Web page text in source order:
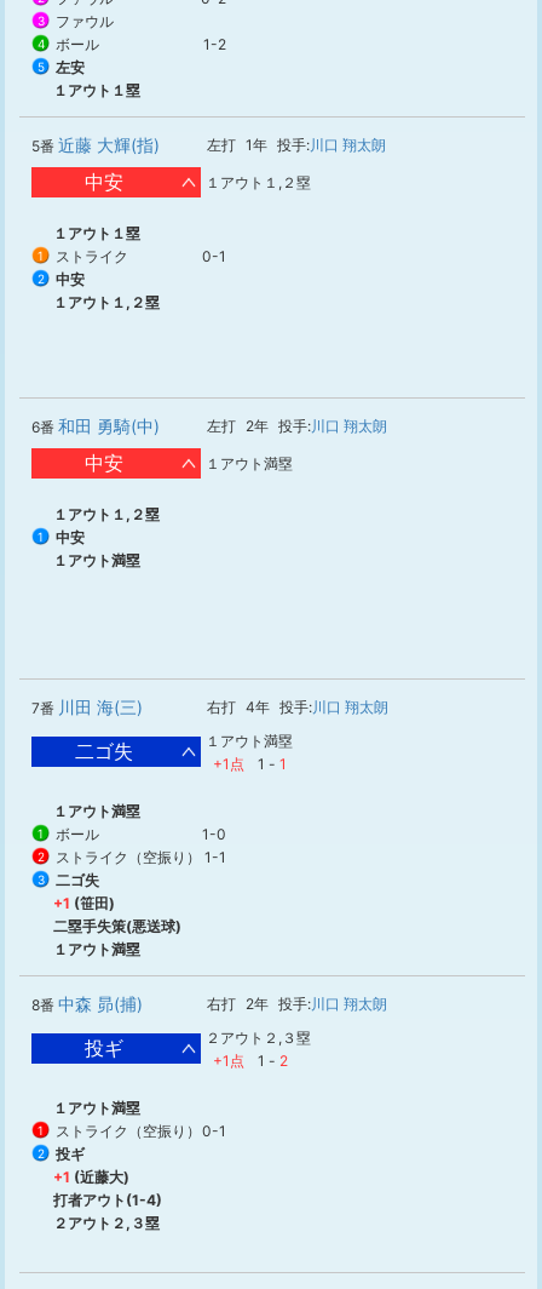
3 ファウル
4 ボール 1-2
5
左安
１アウト１塁
5番 近藤 大輝(指) 左打 1年 投手:川口 翔太朗
中安 １アウト１,２塁
１アウト１塁
1 ストライク 0-1
2
中安
１アウト１,２塁
6番 和田 勇騎(中) 左打 2年 投手:川口 翔太朗
中安 １アウト満塁
１アウト１,２塁
1
中安
１アウト満塁
7番 川田 海(三) 右打 4年 投手:川口 翔太朗
二ゴ失
１アウト満塁
+1点
1 - 1
１アウト満塁
1 ボール 1-0
2 ストライク（空振り） 1-1
3
二ゴ失
+1 (笹田)
二塁手失策(悪送球)
１アウト満塁
8番 中森 昴(捕) 右打 2年 投手:川口 翔太朗
投ギ
２アウト２,３塁
+1点
1 - 2
１アウト満塁
1 ストライク（空振り） 0-1
2
投ギ
+1 (近藤大)
打者アウト(1-4)
２アウト２,３塁